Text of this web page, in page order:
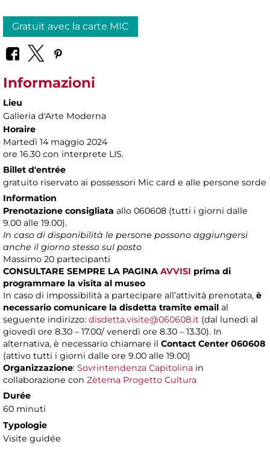
Gratuit avec la carte MIC
Informazioni
Lieu
Galleria d'Arte Moderna
Horaire
Martedì 14 maggio 2024
ore 16.30 con interprete LIS.
Billet d'entrée
gratuito riservato ai possessori Mic card e alle persone sorde
Information
Prenotazione consigliata allo 060608 (tutti i giorni dalle
9.00 alle 19.00).
In caso di disponibilità le persone possono aggiungersi
anche il giorno stesso sul posto
Massimo 20 partecipanti
CONSULTARE SEMPRE LA PAGINA AVVISI prima di
programmare la visita al museo
In caso di impossibilità a partecipare all’attività prenotata, è
necessario comunicare la disdetta tramite email al
seguente indirizzo: disdetta.visite@060608.it (dal lunedì al
giovedì ore 8.30 – 17.00/ venerdì ore 8.30 – 13.30). In
alternativa, è necessario chiamare il Contact Center 060608
(attivo tutti i giorni dalle ore 9.00 alle 19.00)
Organizzazione: Sovrintendenza Capitolina in
collaborazione con Zètema Progetto Cultura
Durée
60 minuti
Typologie
Visite guidée